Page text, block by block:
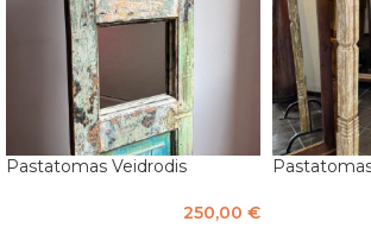
Pastatomas Veidrodis
250,00 €